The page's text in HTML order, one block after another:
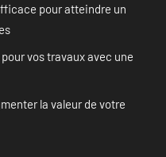
pour atteindre un
vos travaux avec une
la valeur de votre